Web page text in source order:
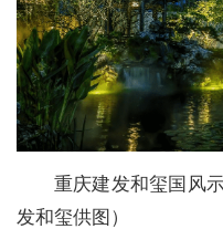
重庆建发和玺国风
发和玺供图）